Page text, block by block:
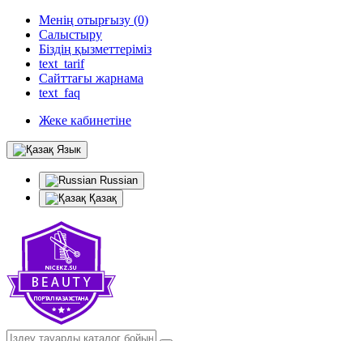
Менің отырғызу (0)
Салыстыру
Біздің қызметтеріміз
text_tarif
Сайттағы жарнама
text_faq
Жеке кабинетіне
Язык
Russian
Қазақ